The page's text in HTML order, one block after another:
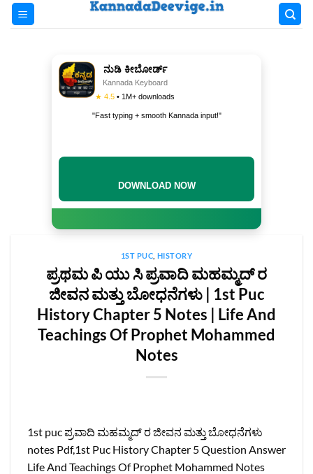
Skip
ನುಡಿ ಕೀಬೋರ್ಡ್
Kannada Keyboard
★ 4.5 • 1M+ downloads
"Fast typing + smooth Kannada input!"
DOWNLOAD NOW
1ST PUC HISTORY
ಪ್ರಥಮ ಪಿ ಯು ಸಿ ಪ್ರವಾದಿ ಮಹಮ್ಮದ್‌ ರ
ಜೀವನ ಮತ್ತು ಬೋಧನೆಗಳು | 1st Puc
History Chapter 5 Notes | Life And
Teachings Of Prophet Mohammed
Notes
1st puc ಪ್ರವಾದಿ ಮಹಮ್ಮದ್ ರ ಜೀವನ ಮತ್ತು ಬೋಧನೆಗಳು
notes Pdf,1st Puc History Chapter 5 Question Answer
Life And Teachings Of Prophet Mohammed Notes